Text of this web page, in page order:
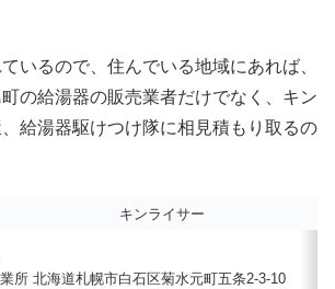
いるので、住んでいる地域にあれば、
の給湯器の販売業者だけでなく、キン
給湯器駆けつけ隊に相見積もり取るの
キンライサー
所 北海道札幌市白石区菊水元町五条2-3-10